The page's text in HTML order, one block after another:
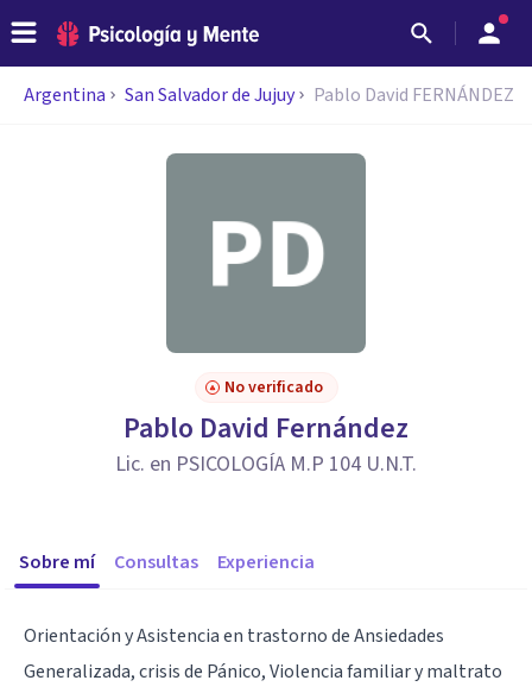
Argentina San Salvador de Jujuy Pablo David FERNÁNDEZ
No verificado
Pablo David Fernández
Lic. en PSICOLOGÍA M.P 104 U.N.T.
Sobre mí Consultas Experiencia
Orientación y Asistencia en trastorno de Ansiedades
Generalizada, crisis de Pánico, Violencia familiar y maltrato